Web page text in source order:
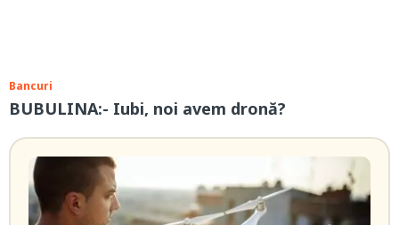
Bancuri
BUBULINA:- Iubi, noi avem dronă?